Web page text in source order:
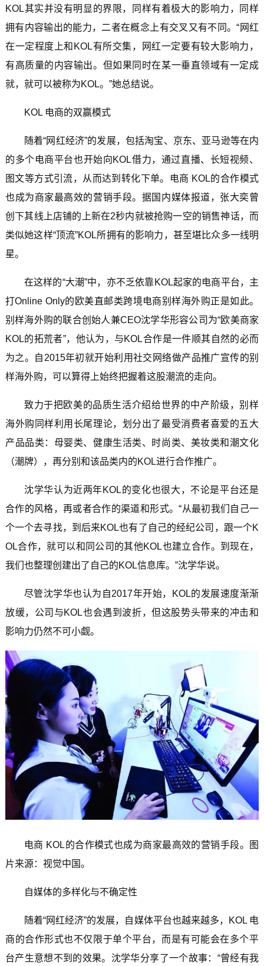
KOL其实并没有明显的界限，同样有着极大的影响力，同样
拥有内容输出的能力，二者在概念上有交叉又有不同。“网红
在一定程度上和KOL有所交集，网红一定要有较大影响力，
有高质量的内容输出。但如果同时在某一垂直领域有一定成
就，就可以被称为KOL。”她总结说。
KOL 电商的双赢模式
随着“网红经济”的发展，包括淘宝、京东、亚马逊等在内
的多个电商平台也开始向KOL借力，通过直播、长短视频、
图文等方式引流，从而达到转化下单。电商 KOL的合作模式
也成为商家最高效的营销手段。据国内媒体报道，张大奕曾
创下其线上店铺的上新在2秒内就被抢购一空的销售神话，而
类似她这样“顶流”KOL所拥有的影响力，甚至堪比众多一线明
星。
在这样的“大潮”中，亦不乏依靠KOL起家的电商平台，主
打Online Only的欧美直邮类跨境电商别样海外购正是如此。
别样海外购的联合创始人兼CEO沈学华形容公司为“欧美商家
KOL的拓荒者”，他认为，与KOL合作是一件顺其自然的必而
为之。自2015年初就开始利用社交网络做产品推广宣传的别
样海外购，可以算得上始终把握着这股潮流的走向。
致力于把欧美的品质生活介绍给世界的中产阶级，别样
海外购同样利用长尾理论，划分出了最受消费者喜爱的五大
产品品类：母婴类、健康生活类、时尚类、美妆类和潮文化
（潮牌），再分别和该品类内的KOL进行合作推广。
沈学华认为近两年KOL的变化也很大，不论是平台还是
合作的风格，再或者合作的渠道和形式。“从最初我们自己一
个一个去寻找，到后来KOL也有了自己的经纪公司，跟一个K
OL合作，就可以和同公司的其他KOL也建立合作。到现在，
我们也整理创建出了自己的KOL信息库。”沈学华说。
尽管沈学华也认为自2017年开始，KOL的发展速度渐渐
放缓，公司与KOL也会遇到波折，但这股势头带来的冲击和
影响力仍然不可小觑。
电商 KOL的合作模式也成为商家最高效的营销手段。图
片来源：视觉中国。
自媒体的多样化与不确定性
随着“网红经济”的发展，自媒体平台也越来越多，KOL 电
商的合作形式也不仅限于单个平台，而是有可能会在多个平
台产生意想不到的效果。沈学华分享了一个故事：“曾经有我